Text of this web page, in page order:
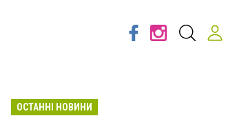
ОСТАННІ НОВИНИ